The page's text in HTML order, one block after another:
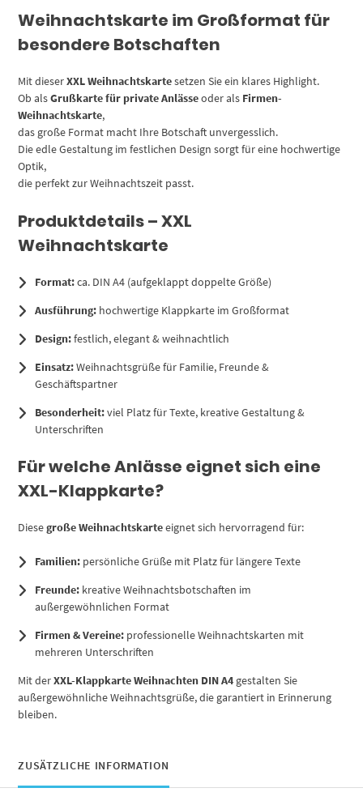
Weihnachtskarte im Großformat für
besondere Botschaften
Mit dieserXXL Weihnachtskartesetzen Sie ein klares Highlight.
Ob alsGrußkarte für private Anlässeoder als Firmen-
Weihnachtskarte,
das große Format macht Ihre Botschaft unvergesslich.
Die edle Gestaltung im festlichen Design sorgt für eine hochwertige
Optik,
die perfekt zur Weihnachtszeit passt.
Produktdetails – XXL
Weihnachtskarte
Format:ca. DIN A4 (aufgeklappt doppelte Größe)
Ausführung: hochwertige Klappkarte im Großformat
Design:festlich, elegant & weihnachtlich
Einsatz:Weihnachtsgrüße für Familie, Freunde &
Geschäftspartner
Besonderheit:viel Platz für Texte, kreative Gestaltung &
Unterschriften
Für welche Anlässe eignet sich eine
XXL-Klappkarte?
Diesegroße Weihnachtskarteeignet sich hervorragend für:
Familien: persönliche Grüße mit Platz für längere Texte
Freunde: kreative Weihnachtsbotschaften im
außergewöhnlichen Format
Firmen & Vereine: professionelle Weihnachtskarten mit
mehreren Unterschriften
Mit derXXL-Klappkarte Weihnachten DIN A4 gestalten Sie
außergewöhnliche Weihnachtsgrüße, die garantiert in Erinnerung
bleiben.
ZUSÄTZLICHE INFORMATION